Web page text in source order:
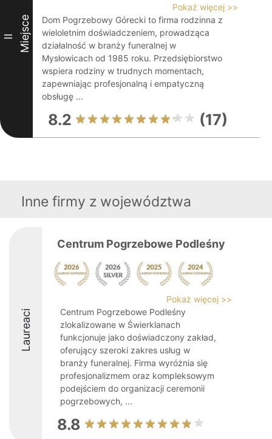
II Miejsce
Pokaż więcej >>
Dom Pogrzebowy Górecki to firma rodzinna z
wieloletnim doświadczeniem, prowadząca
działalność w branży funeralnej w
Mysłowicach od 1985 roku. Przedsiębiorstwo
wspiera rodziny w trudnych momentach,
zapewniając profesjonalną i empatyczną
obsługę ...
8.2 (17)
Inne firmy z województwa
Laureaci
Centrum Pogrzebowe Podleśny
Pokaż więcej >>
Centrum Pogrzebowe Podleśny
zlokalizowane w Świerklanach
funkcjonuje jako doświadczony zakład,
oferujący szeroki zakres usług w
branży funeralnej. Firma wyróżnia się
profesjonalizmem oraz kompleksowym
podejściem do organizacji ceremonii
pogrzebowych, ...
8.8